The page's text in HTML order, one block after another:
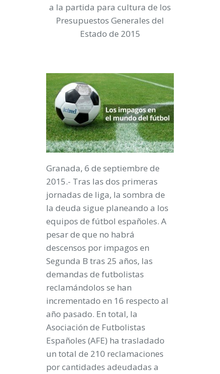
a la partida para cultura de los
Presupuestos Generales del
Estado de 2015
Granada, 6 de septiembre de
2015.- Tras las dos primeras
jornadas de liga, la sombra de
la deuda sigue planeando a los
equipos de fútbol españoles. A
pesar de que no habrá
descensos por impagos en
Segunda B tras 25 años, las
demandas de futbolistas
reclamándolos se han
incrementado en 16 respecto al
año pasado. En total, la
Asociación de Futbolistas
Españoles (AFE) ha trasladado
un total de 210 reclamaciones
por cantidades adeudadas a